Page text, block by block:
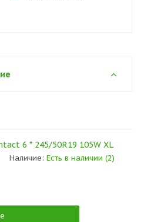
6 * 245/50R19 105W XL
Наличие: Есть в наличии (2)